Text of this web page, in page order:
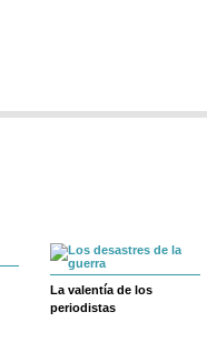
La valentía de los
periodistas